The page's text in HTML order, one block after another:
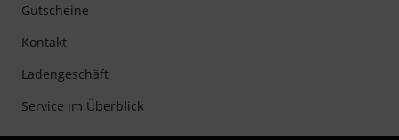
Gutscheine
Kontakt
Ladengeschäft
Service im Überblick